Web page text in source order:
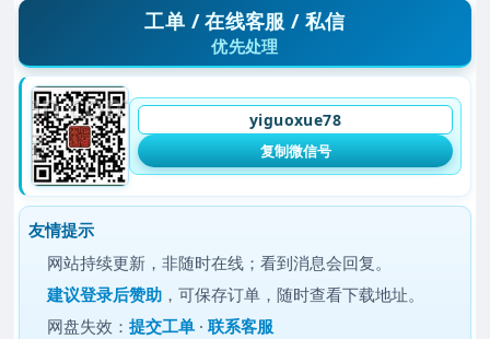
工单 / 在线客服 / 私信
优先处理
yiguoxue78
复制微信号
友情提示
网站持续更新，非随时在线；看到消息会回复。
建议登录后赞助 ，可保存订单，随时查看下载地址。
网盘失效：提交工单 ·联系客服